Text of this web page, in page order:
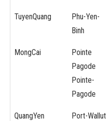
TuyenQuang
Phu-Yen-
Binh
MongCai
Pointe
Pagode
Pointe-
Pagode
QuangYen
Port-Wallut